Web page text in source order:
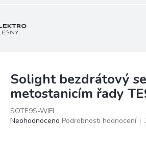
Solight bezdrátový
metostanicím řady
SOTE9S-WIFI
Průměrné
Neohodnoceno Podrobnosti hodnocení